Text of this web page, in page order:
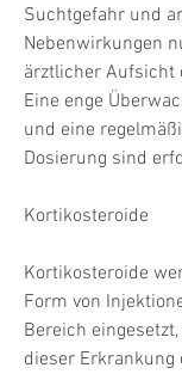
Suchtgefahr und
Nebenwirkungen
ärztlicher Aufsicht
Eine enge
und eine
Dosierung sind
Kortikosteroide
Kortikosteroide
Form von
Bereich
dieser Erkrankung